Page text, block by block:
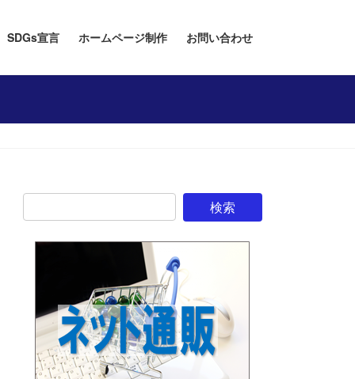
SDGs宣言 ホームページ制作 お問い合わせ